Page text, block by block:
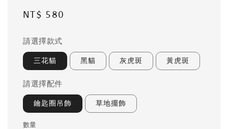
Regular
NT$ 580
請選擇款式
三花貓 黑貓 灰虎斑 黃虎斑
請選擇配件
鑰匙圈吊飾 草地擺飾
數量